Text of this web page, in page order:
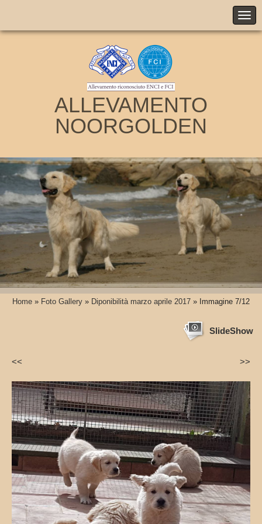
ALLEVAMENTO
NOORGOLDEN
Home » Foto Gallery » Diponibilità marzo aprile 2017 » Immagine 7/12
SlideShow
<< >>